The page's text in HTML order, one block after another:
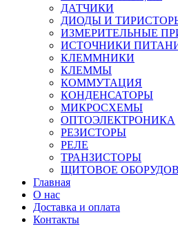
ДАТЧИКИ
ДИОДЫ И
ИЗМЕРИТЕЛЬНЫЕ
ИСТОЧНИКИ
КЛЕММНИКИ
КЛЕММЫ
КОММУТАЦИЯ
КОНДЕНСАТОРЫ
МИКРОСХЕМЫ
ОПТОЭЛЕКТРОНИКА
РЕЗИСТОРЫ
РЕЛЕ
ТРАНЗИСТОРЫ
ЩИТОВОЕ
Главная
О нас
Доставка и оплата
Контакты